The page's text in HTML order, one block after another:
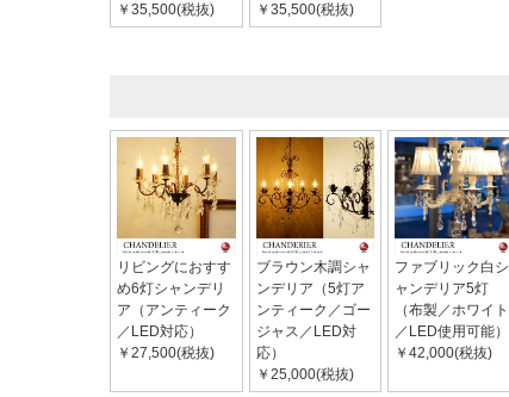
￥35,500(税抜)
￥35,500(税抜)
リビングにおすす
め6灯シャンデリ
ア（アンティーク
／LED対応）
￥27,500(税抜)
ブラウン木調シャ
ンデリア（5灯ア
ンティーク／ゴー
ジャス／LED対
応）
￥25,000(税抜)
ファブリック白シ
ャンデリア5灯
（布製／ホワイト
／LED使用可能）
￥42,000(税抜)